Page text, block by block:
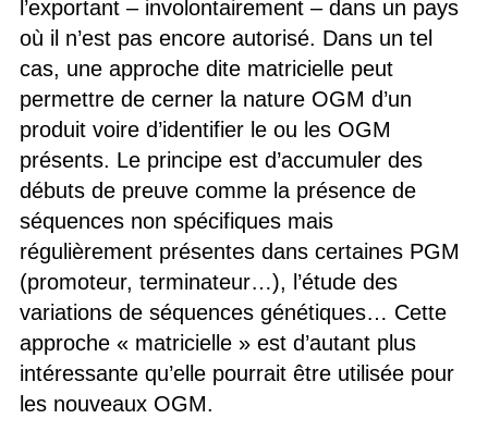
l’exportant – involontairement – dans un pays
où il n’est pas encore autorisé. Dans un tel
cas, une approche dite matricielle peut
permettre de cerner la nature OGM d’un
produit voire d’identifier le ou les OGM
présents. Le principe est d’accumuler des
débuts de preuve comme la présence de
séquences non spécifiques mais
régulièrement présentes dans certaines PGM
(promoteur, terminateur…), l’étude des
variations de séquences génétiques… Cette
approche « matricielle » est d’autant plus
intéressante qu’elle pourrait être utilisée pour
les nouveaux OGM.